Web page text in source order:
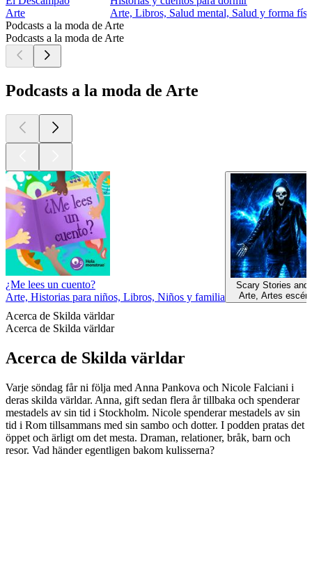
Arte
Arte, Libros, Salud mental, Salud y forma
Podcasts a la moda de Arte
Podcasts a la moda de Arte
Podcasts a la moda de Arte
¿Me lees un cuento?
Arte, Historias para niños, Libros, Niños y familia
Scary Stories and
Arte, Artes
Acerca de Skilda världar
Acerca de Skilda världar
Acerca de Skilda världar
Varje söndag får ni följa med Anna Pankova och Nicole Falciani i
deras skilda världar. Anna, gift sedan flera år tillbaka och spenderar
mestadels av sin tid i Stockholm. Nicole spenderar mestadels av sin
tid i Rom tillsammans med sin sambo och dotter. I podden pratas det
öppet och ärligt om det mesta. Draman, relationer, bråk, barn och
resor. Vad händer egentligen bakom kulisserna?